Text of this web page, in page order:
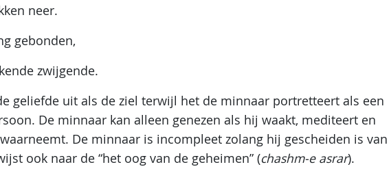
neer.
gebonden,
zwijgende.
geliefde uit als de ziel terwijl het de minnaar portretteert als een
De minnaar kan alleen genezen als hij waakt, mediteert en
De minnaar is incompleet zolang hij gescheiden is van
ook naar de “het oog van de geheimen” (chashm-e asrar).